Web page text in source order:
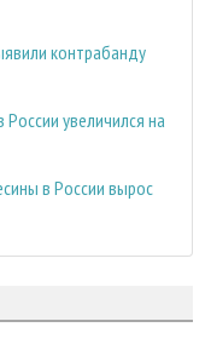
контрабанду
увеличился на
в России вырос